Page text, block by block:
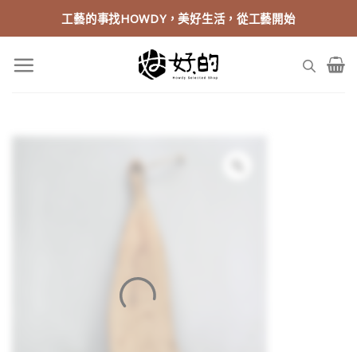
to
content
工藝的事找HOWDY，美好生活，從工藝開始